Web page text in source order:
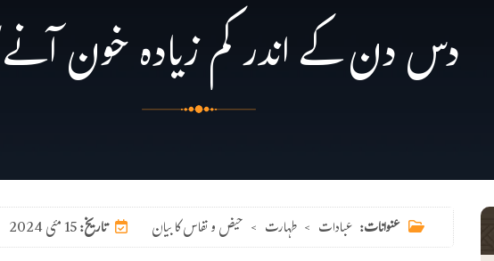
دس دن کے اندر کم زیادہ خون آنے
تاریخ:15 مئی 2024 عنوانات: عبادات > طہارت > حیض و نفاس کا بیان